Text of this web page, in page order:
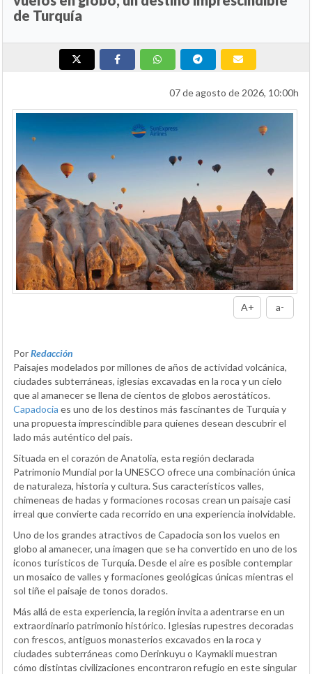
de Turquía
07 de agosto de 2026, 10:00h
A+ a-
PorRedacción
Paisajes modelados por millones de años de actividad volcánica,
ciudades subterráneas, iglesias excavadas en la roca y un cielo
que al amanecer se llena de cientos de globos aerostáticos.
Capadocia es uno de los destinos más fascinantes de Turquía y
una propuesta imprescindible para quienes desean descubrir el
lado más auténtico del país.
Situada en el corazón de Anatolia, esta región declarada
Patrimonio Mundial por la UNESCO ofrece una combinación única
de naturaleza, historia y cultura. Sus característicos valles,
chimeneas de hadas y formaciones rocosas crean un paisaje casi
irreal que convierte cada recorrido en una experiencia inolvidable.
Uno de los grandes atractivos de Capadocia son los vuelos en
globo al amanecer, una imagen que se ha convertido en uno de los
iconos turísticos de Turquía. Desde el aire es posible contemplar
un mosaico de valles y formaciones geológicas únicas mientras el
sol tiñe el paisaje de tonos dorados.
Más allá de esta experiencia, la región invita a adentrarse en un
extraordinario patrimonio histórico. Iglesias rupestres decoradas
con frescos, antiguos monasterios excavados en la roca y
ciudades subterráneas como Derinkuyu o Kaymakli muestran
cómo distintas civilizaciones encontraron refugio en este singular